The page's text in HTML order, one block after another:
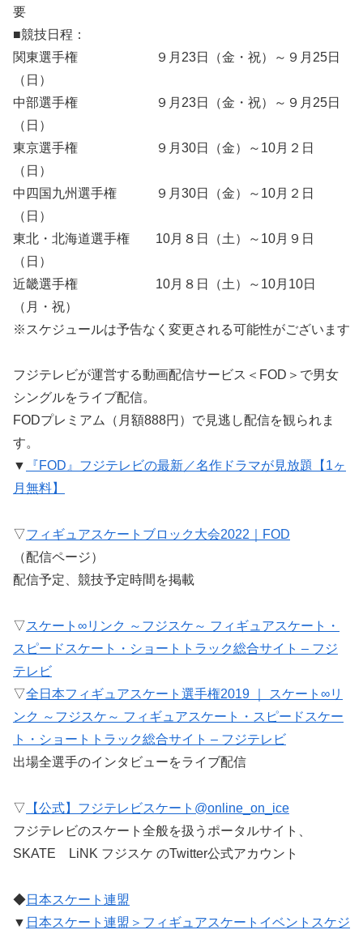
要
■競技日程：
関東選手権 ９月23日（金・祝）～９月25日
（日）
中部選手権 ９月23日（金・祝）～９月25日
（日）
東京選手権 ９月30日（金）～10月２日
（日）
中四国九州選手権 ９月30日（金）～10月２日
（日）
東北・北海道選手権 10月８日（土）～10月９日
（日）
近畿選手権 10月８日（土）～10月10日
（月・祝）
※スケジュールは予告なく変更される可能性がございます
フジテレビが運営する動画配信サービス＜FOD＞で男女
シングルをライブ配信。
FODプレミアム（月額888円）で見逃し配信を観られま
す。
▼
『FOD』フジテレビの最新／名作ドラマが見放題【1ヶ
月無料】
▽フィギュアスケートブロック大会2022｜FOD
（配信ページ）
配信予定、競技予定時間を掲載
▽スケート∞リンク ～フジスケ～ フィギュアスケート・
スピードスケート・ショートトラック総合サイト – フジ
テレビ
▽全日本フィギュアスケート選手権2019 ｜ スケート∞リ
ンク ～フジスケ～ フィギュアスケート・スピードスケー
ト・ショートトラック総合サイト – フジテレビ
出場全選手のインタビューをライブ配信
▽ 【公式】フジテレビスケート@online_on_ice
フジテレビのスケート全般を扱うポータルサイト、
SKATE LiNK フジスケ のTwitter公式アカウント
◆日本スケート連盟
▼ 日本スケート連盟＞フィギュアスケートイベントスケジ